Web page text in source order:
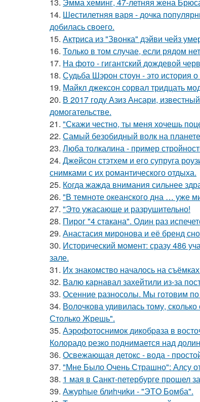
14. Шестилетняя варя - дочка
добилась своего.
15. Актриса из "Звонка" дэйви чейз
16. Только в том случае, если рядом
17. На фото - гигантский дождевой
18. Судьба Шэрон стоун - это история
19. Майкл джексон сорвал тридцать
20. В 2017 году Азиз Ансари,
домогательстве.
21. "Скажи честно, ты меня хочешь
22. Самый безобидный волк на
23. Люба толкалина - пример
24. Джейсон стэтхем и его супруга
снимками с их романтического отдыха.
25. Когда жажда внимания сильнее
26. "В темноте океанского дна … уже
27. "Это ужасающе и разрушительно!
28. Пирог "4 стaкана". Один раз
29. Анастасия миронова и её бренд
30. Исторический момент: сразу 486
зале.
31. Их знакомство началось на
32. Валю карнавал захейтили из-за
33. Осенние разносолы. Мы готовим по
34. Волочкова удивилась тому,
Столько Жрешь".
35. Аэрофотоснимок дикобpaза в
Колорадо резко поднимается над
36. Освежающая детокс - вода -
37. "Мне Было Очень Страшно": Алсу
38. 1 мая в Санкт-петербурге прошел
39. Ажурhые блиhчиkи - "ЭТO Бомба".